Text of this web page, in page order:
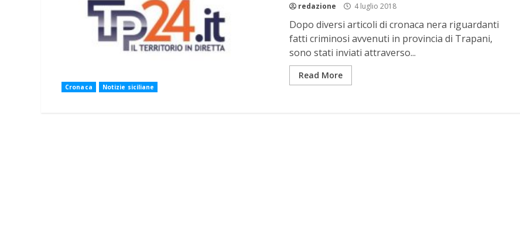
Cronaca Notizie siciliane
redazione 4 luglio 2018
Dopo diversi articoli di cronaca nera riguardanti
fatti criminosi avvenuti in provincia di Trapani,
sono stati inviati attraverso...
Read More